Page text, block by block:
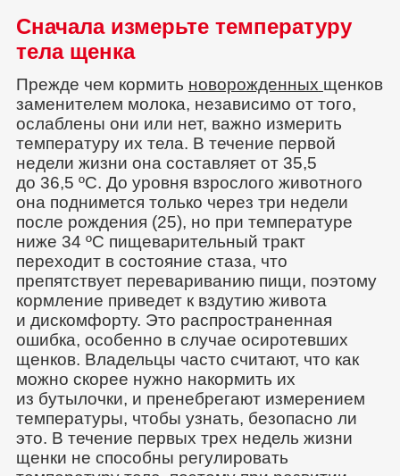
Сначала измерьте температуру
тела щенка
Прежде чем кормить новорожденных щенков
заменителем молока, независимо от того,
ослаблены они или нет, важно измерить
температуру их тела. В течение первой
недели жизни она составляет от 35,5
до 36,5 ºC. До уровня взрослого животного
она поднимется только через три недели
после рождения (25), но при температуре
ниже 34 ºC пищеварительный тракт
переходит в состояние стаза, что
препятствует перевариванию пищи, поэтому
кормление приведет к вздутию живота
и дискомфорту. Это распространенная
ошибка, особенно в случае осиротевших
щенков. Владельцы часто считают, что как
можно скорее нужно накормить их
из бутылочки, и пренебрегают измерением
температуры, чтобы узнать, безопасно ли
это. В течение первых трех недель жизни
щенки не способны регулировать